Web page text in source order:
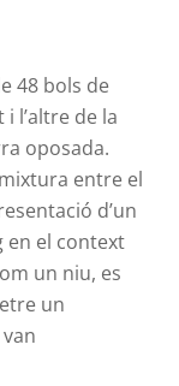
48 bols de
l’altre de la
oposada.
entre el
d’un
en el context
un niu, es
un